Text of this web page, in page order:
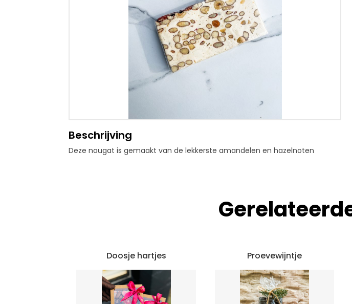
Beschrijving
Deze nougat is gemaakt van de lekkerste amandelen en hazelnoten
Doosje hartjes Proevewijntje